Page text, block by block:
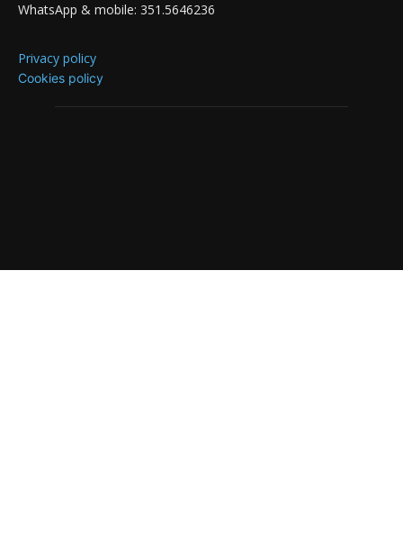
WhatsApp & mobile: 351.5646236
Privacy policy
Cookies policy